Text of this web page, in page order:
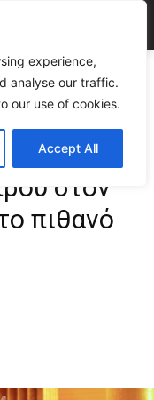
experience,
analyse our traffic.
our use of cookies.
Accept All
εμφάνισης της Κύπρου
στον
πιθανό